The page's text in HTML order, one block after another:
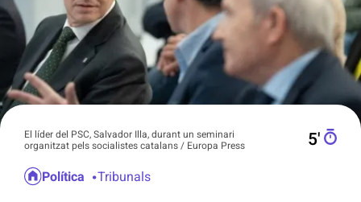
El líder del PSC, Salvador Illa, durant un seminari
organitzat pels socialistes catalans / Europa Press
5′
Política Tribunals